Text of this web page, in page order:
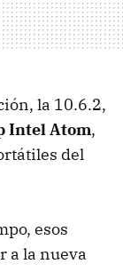
la 10.6.2,
Intel Atom,
del
esos
a la nueva